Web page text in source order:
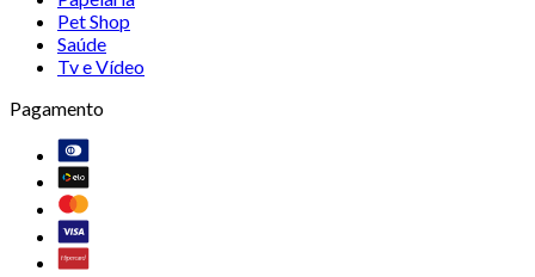
Pet Shop
Saúde
Tv e Vídeo
Pagamento